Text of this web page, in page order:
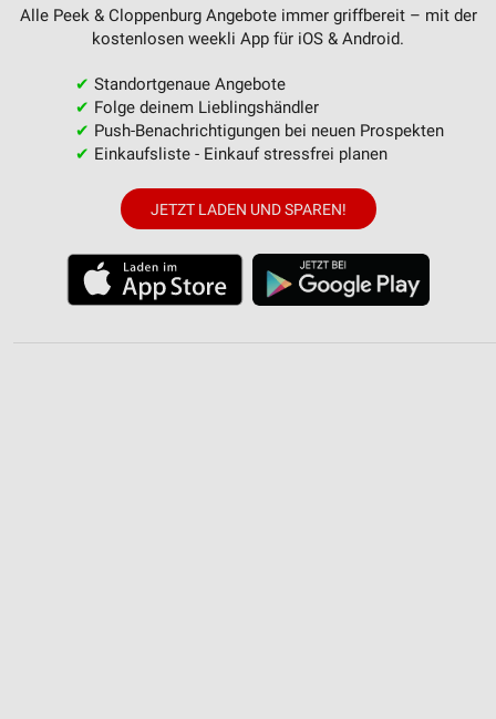
Alle Peek & Cloppenburg Angebote immer griffbereit – mit der
kostenlosen weekli App für iOS & Android.
✔ Standortgenaue Angebote
✔ Folge deinem Lieblingshändler
✔ Push-Benachrichtigungen bei neuen Prospekten
✔ Einkaufsliste - Einkauf stressfrei planen
JETZT LADEN UND SPAREN!